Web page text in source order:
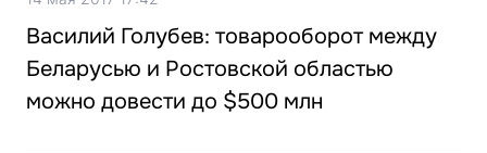
Василий Голубев: товарооборот между
Беларусью и Ростовской областью
можно довести до $500 млн